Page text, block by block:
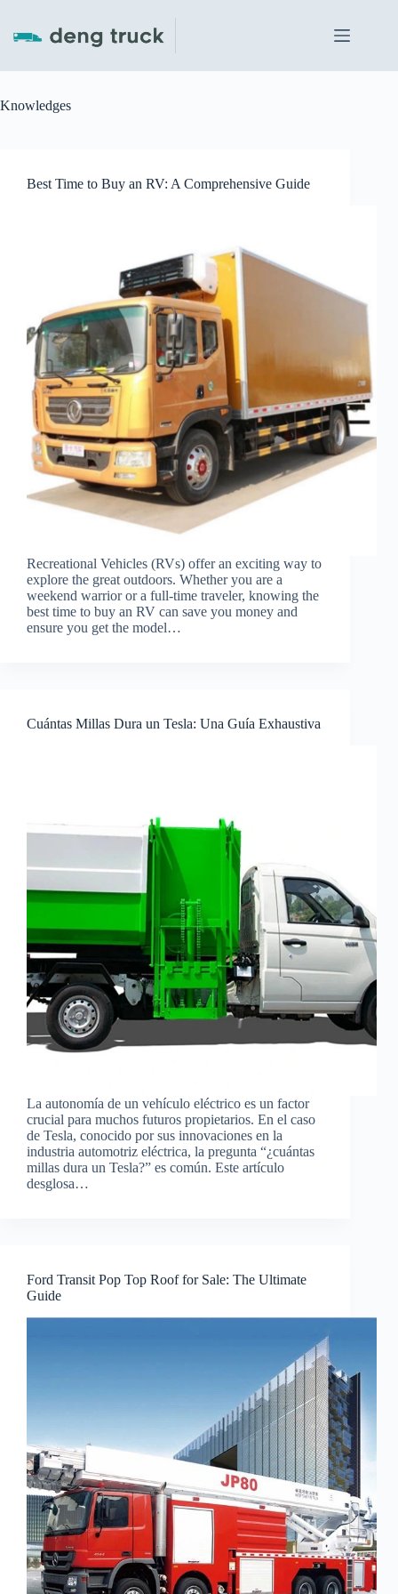
content
Knowledges
Best Time to Buy an RV: A Comprehensive Guide
Recreational Vehicles (RVs) offer an exciting way to
explore the great outdoors. Whether you are a
weekend warrior or a full-time traveler, knowing the
best time to buy an RV can save you money and
ensure you get the model…
Cuántas Millas Dura un Tesla: Una Guía Exhaustiva
La autonomía de un vehículo eléctrico es un factor
crucial para muchos futuros propietarios. En el caso
de Tesla, conocido por sus innovaciones en la
industria automotriz eléctrica, la pregunta “¿cuántas
millas dura un Tesla?” es común. Este artículo
desglosa…
Ford Transit Pop Top Roof for Sale: The Ultimate
Guide